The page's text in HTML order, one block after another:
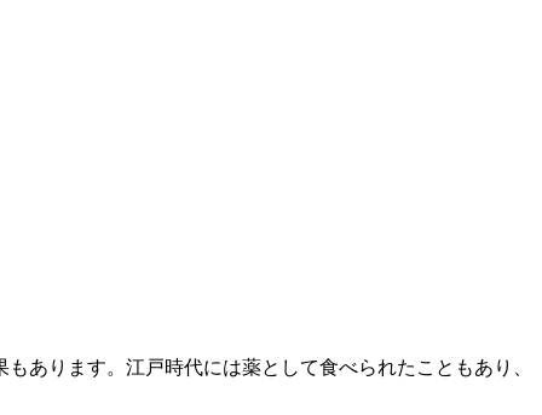
あります。江戸時代には薬として食べられたこともあり、